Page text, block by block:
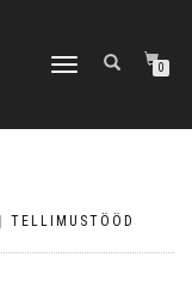
TOGGLE NAVIGATION0
TELLIMUSTÖÖD